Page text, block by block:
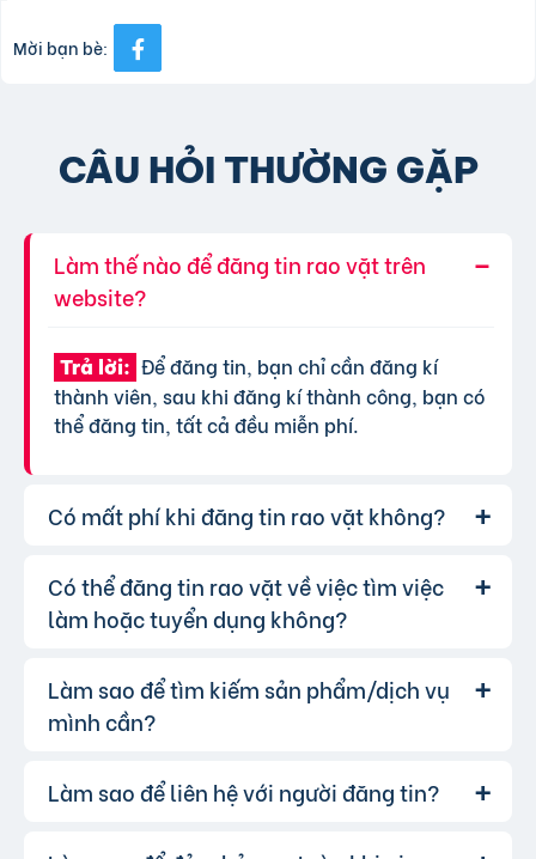
Mời bạn bè:
CÂU HỎI THƯỜNG GẶP
Làm thế nào để đăng tin rao vặt trên
website?
Trả lời: Để đăng tin, bạn chỉ cần đăng kí
thành viên, sau khi đăng kí thành công, bạn có
thể đăng tin, tất cả đều miễn phí.
Có mất phí khi đăng tin rao vặt không?
Trả lời: Chúng tôi cung cấp gói đăng tin miễn
phí cơ bản cho tất cả người dùng. Tuy nhiên, để
thị, bạn có thể lựa chọn các gói dịch vụ nâng
cấp với chi phí hợp lý, xem thêmphí dịch vụ tin
VIP.
Có thể đăng tin rao vặt về việc tìm việc
làm hoặc tuyển dụng không?
Trả lời: Hoàn toàn có thể. Website của chúng
tôi hỗ trợ đăng tin tuyển dụng và tìm việc làm.
đủ thông tin.
Làm sao để tìm kiếm sản phẩm/dịch vụ
mình cần?
Trả lời: Bạn có thể sử dụng công cụ tìm kiếm
phẩm/dịch vụ bạn muốn tìm. Để lọc kết quả
Làm sao để liên hệ với người đăng tin?